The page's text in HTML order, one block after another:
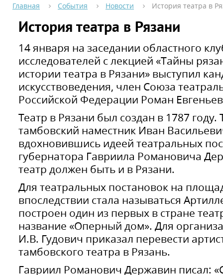
Главная События Новости История театра в
История театра в Рязани
14 января на заседании областного
исследователей с лекцией «Тайны
истории театра в Рязани» выступил
искусствоведения, член Союза
Российской Федерации Роман
Театр в Рязани был создан в 1787 году.
тамбовский наместник Иван
вдохновившись идеей театральных
губернатора Гавриила Романовича
театр должен быть и в Рязани.
Для театральных постановок на
впоследствии стала называться
построен один из первых в стране
название «Оперный дом». Для
И.В. Гудович приказал перевести
тамбовского театра в Рязань.
Гавриил Романович Державин писал: